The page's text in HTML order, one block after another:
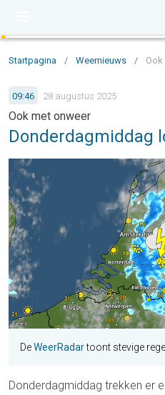
Startpagina / Weernieuws /
09:46 28 augustus 2025
Ook met onweer
Donderdagmiddag
DeWeerRadartoont stevige
Donderdagmiddag trekken er